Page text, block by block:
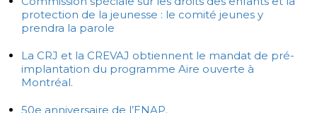
protection de la jeunesse : le comité jeunes y
prendra la parole
La CRJ et la CREVAJ obtiennent le mandat de pré-
implantation du programme Aire ouverte à
Montréal.
50e anniversaire de l’ENAP.